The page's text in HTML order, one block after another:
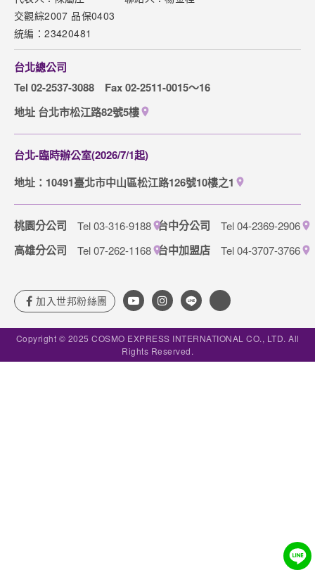
下載專區
網站導覽
取消訂單說明
隱私權保護政策
交觀綜2007 品保0403
統編：23420481
台北總公司
Tel 02-2537-3088
Fax 02-2511-0015～16
地址 台北市松江路82號5樓
台北-臨時辦公室(2026/7/1起)
地址：10491臺北市中山區松江路126號10樓之1
桃園分公司 Tel 03-316-9188 台中分公司 Tel 04-2369-2906
高雄分公司 Tel 07-262-1168 台中加盟店 Tel 04-3707-3766
Copyright © 2025 COSMO EXPRESS INTERNATIONAL CO., LTD. All
Rights Reserved.